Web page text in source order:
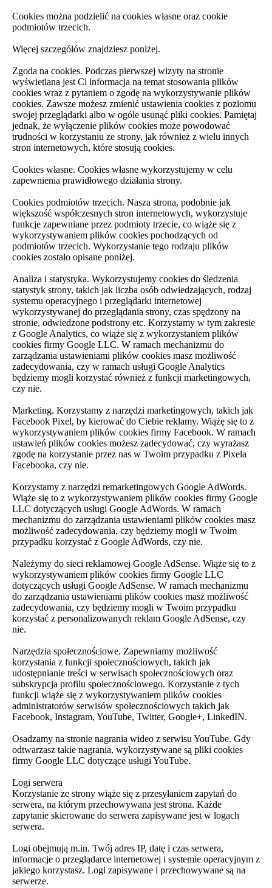
Cookies można podzielić na cookies własne oraz cookie
podmiotów trzecich.
Więcej szczegółów znajdziesz poniżej.
Zgoda na cookies. Podczas pierwszej wizyty na stronie
wyświetlana jest Ci informacja na temat stosowania plików
cookies wraz z pytaniem o zgodę na wykorzystywanie plików
cookies. Zawsze możesz zmienić ustawienia cookies z poziomu
swojej przeglądarki albo w ogóle usunąć pliki cookies. Pamiętaj
jednak, że wyłączenie plików cookies może powodować
trudności w korzystaniu ze strony, jak również z wielu innych
stron internetowych, które stosują cookies.
Cookies własne. Cookies własne wykorzystujemy w celu
zapewnienia prawidłowego działania strony.
Cookies podmiotów trzecich. Nasza strona, podobnie jak
większość współczesnych stron internetowych, wykorzystuje
funkcje zapewniane przez podmioty trzecie, co wiąże się z
wykorzystywaniem plików cookies pochodzących od
podmiotów trzecich. Wykorzystanie tego rodzaju plików
cookies zostało opisane poniżej.
Analiza i statystyka. Wykorzystujemy cookies do śledzenia
statystyk strony, takich jak liczba osób odwiedzających, rodzaj
systemu operacyjnego i przeglądarki internetowej
wykorzystywanej do przeglądania strony, czas spędzony na
stronie, odwiedzone podstrony etc. Korzystamy w tym zakresie
z Google Analytics, co wiąże się z wykorzystaniem plików
cookies firmy Google LLC. W ramach mechanizmu do
zarządzania ustawieniami plików cookies masz możliwość
zadecydowania, czy w ramach usługi Google Analytics
będziemy mogli korzystać również z funkcji marketingowych,
czy nie.
Marketing. Korzystamy z narzędzi marketingowych, takich jak
Facebook Pixel, by kierować do Ciebie reklamy. Wiążę się to z
wykorzystywaniem plików cookies firmy Facebook. W ramach
ustawień plików cookies możesz zadecydować, czy wyrażasz
zgodę na korzystanie przez nas w Twoim przypadku z Pixela
Facebooka, czy nie.
Korzystamy z narzędzi remarketingowych Google AdWords.
Wiąże się to z wykorzystywaniem plików cookies firmy Google
LLC dotyczących usługi Google AdWords. W ramach
mechanizmu do zarządzania ustawieniami plików cookies masz
możliwość zadecydowania, czy będziemy mogli w Twoim
przypadku korzystać z Google AdWords, czy nie.
Należymy do sieci reklamowej Google AdSense. Wiąże się to z
wykorzystywaniem plików cookies firmy Google LLC
dotyczących usługi Google AdSense. W ramach mechanizmu
do zarządzania ustawieniami plików cookies masz możliwość
zadecydowania, czy będziemy mogli w Twoim przypadku
korzystać z personalizowanych reklam Google AdSense, czy
nie.
Narzędzia społecznościowe. Zapewniamy możliwość
korzystania z funkcji społecznościowych, takich jak
udostępnianie treści w serwisach społecznościowych oraz
subskrypcja profilu społecznościowego. Korzystanie z tych
funkcji wiąże się z wykorzystywaniem plików cookies
administratorów serwisów społecznościowych takich jak
Facebook, Instagram, YouTube, Twitter, Google+, LinkedIN.
Osadzamy na stronie nagrania wideo z serwisu YouTube. Gdy
odtwarzasz takie nagrania, wykorzystywane są pliki cookies
firmy Google LLC dotyczące usługi YouTube.
Logi serwera
Korzystanie ze strony wiąże się z przesyłaniem zapytań do
serwera, na którym przechowywana jest strona. Każde
zapytanie skierowane do serwera zapisywane jest w logach
serwera.
Logi obejmują m.in. Twój adres IP, datę i czas serwera,
informacje o przeglądarce internetowej i systemie operacyjnym z
jakiego korzystasz. Logi zapisywane i przechowywane są na
serwerze.